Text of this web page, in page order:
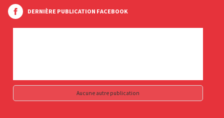
DERNIÈRE PUBLICATION FACEBOOK
Aucune autre publication